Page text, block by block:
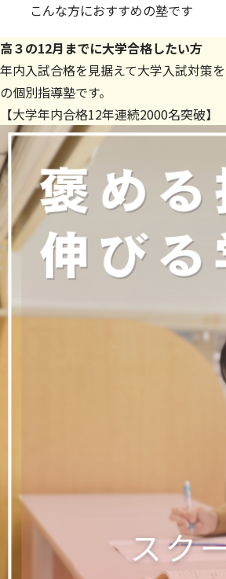
こんな方におすすめの塾です
高３の12月までに大学合格したい方
年内入試合格を見据えて大学入試対策
の個別指導塾です。
【大学年内合格12年連続2000名突破】